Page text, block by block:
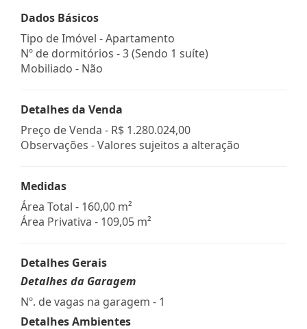
Dados Básicos
Tipo de Imóvel - Apartamento
Nº de dormitórios - 3 (Sendo 1 suíte)
Mobiliado - Não
Detalhes da Venda
Preço de Venda - R$ 1.280.024,00
Observações - Valores sujeitos a alteração
Medidas
Área Total - 160,00 m²
Área Privativa - 109,05 m²
Detalhes Gerais
Detalhes da Garagem
Nº. de vagas na garagem - 1
Detalhes Ambientes